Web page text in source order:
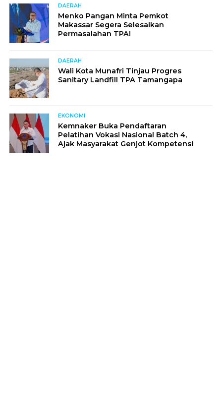
DAERAH
Menko Pangan Minta Pemkot
Makassar Segera Selesaikan
Permasalahan TPA!
DAERAH
Wali Kota Munafri Tinjau Progres
Sanitary Landfill TPA Tamangapa
EKONOMI
Kemnaker Buka Pendaftaran
Pelatihan Vokasi Nasional Batch 4,
Ajak Masyarakat Genjot Kompetensi